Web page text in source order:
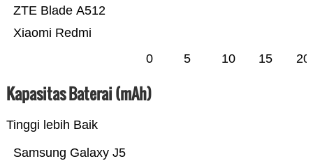
Xiaomi Redmi
ZTE Blade A512
0 5 10 15 20
Kapasitas Baterai (mAh)
Tinggi lebih Baik
Samsung Galaxy J5